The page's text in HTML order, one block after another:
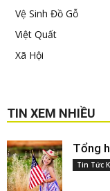
Vệ Sinh Đồ Gỗ
Việt Quất
Xã Hội
TIN XEM NHIỀU
Tổng
Tin Tức